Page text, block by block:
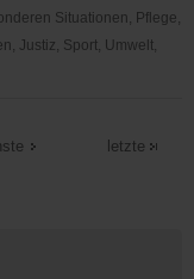
Situationen, Pflege,
Justiz, Sport, Umwelt,
letzte